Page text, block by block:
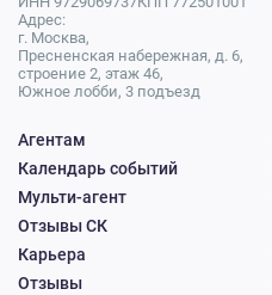
Адрес:
г. Москва,
Пресненская набережная, д. 6,
строение 2, этаж 46,
Южное лобби, 3 подъезд
Агентам
Календарь событий
Мульти-агент
Отзывы СК
Карьера
Отзывы